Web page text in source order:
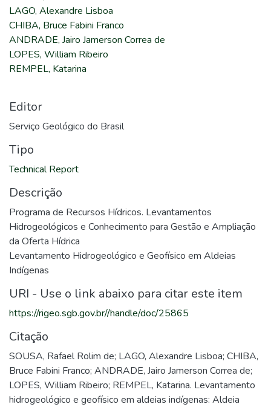
LAGO, Alexandre Lisboa
CHIBA, Bruce Fabini Franco
ANDRADE, Jairo Jamerson Correa de
LOPES, William Ribeiro
REMPEL, Katarina
Editor
Serviço Geológico do Brasil
Tipo
Technical Report
Descrição
Programa de Recursos Hídricos. Levantamentos
Hidrogeológicos e Conhecimento para Gestão e Ampliação
da Oferta Hídrica
Levantamento Hidrogeológico e Geofísico em Aldeias
Indígenas
URI - Use o link abaixo para citar este item
https://rigeo.sgb.gov.br//handle/doc/25865
Citação
SOUSA, Rafael Rolim de; LAGO, Alexandre Lisboa; CHIBA,
Bruce Fabini Franco; ANDRADE, Jairo Jamerson Correa de;
LOPES, William Ribeiro; REMPEL, Katarina. Levantamento
hidrogeológico e geofísico em aldeias indígenas: Aldeia